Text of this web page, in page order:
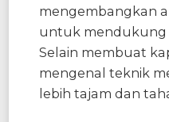
mengembangkan
untuk mendukung
Selain membuat
mengenal teknik
lebih tajam dan